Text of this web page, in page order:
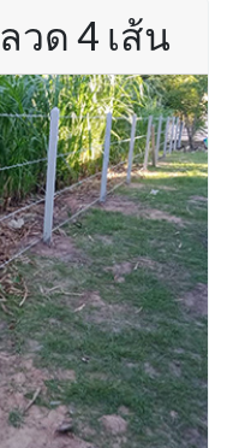
วด 4 เส้น